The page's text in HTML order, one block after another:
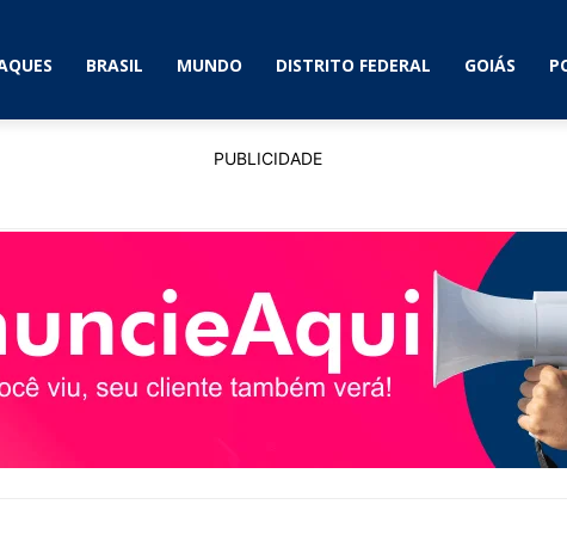
BRASIL MUNDO DISTRITO FEDERAL GOIÁS
PUBLICIDADE